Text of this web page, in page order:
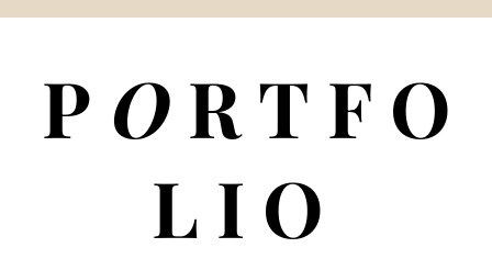
P OR T F O
L I O